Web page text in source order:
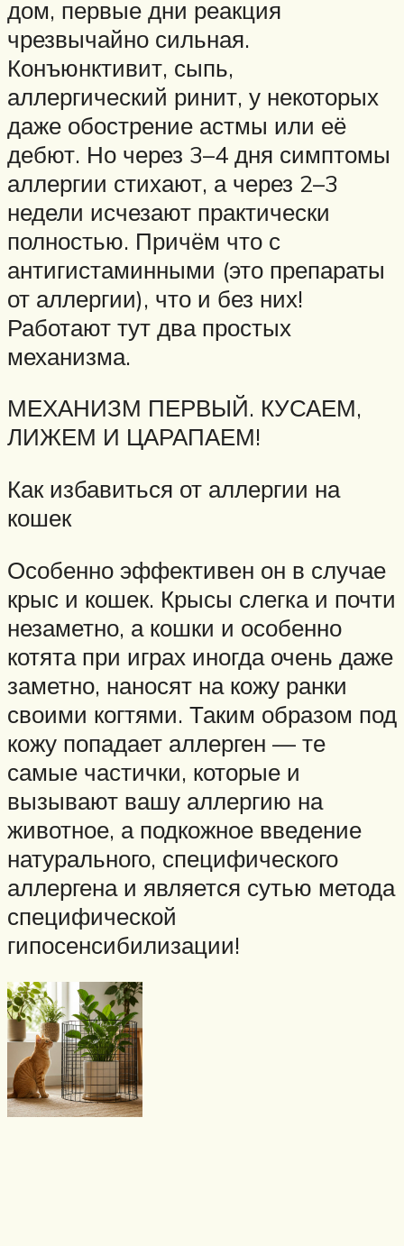
дом, первые дни реакция
чрезвычайно сильная.
Конъюнктивит, сыпь,
аллергический ринит, у некоторых
даже обострение астмы или её
дебют. Но через 3–4 дня симптомы
аллергии стихают, а через 2–3
недели исчезают практически
полностью. Причём что с
антигистаминными (это препараты
от аллергии), что и без них!
Работают тут два простых
механизма.
МЕХАНИЗМ ПЕРВЫЙ. КУСАЕМ,
ЛИЖЕМ И ЦАРАПАЕМ!
Как избавиться от аллергии на
кошек
Особенно эффективен он в случае
крыс и кошек. Крысы слегка и почти
незаметно, а кошки и особенно
котята при играх иногда очень даже
заметно, наносят на кожу ранки
своими когтями. Таким образом под
кожу попадает аллерген — те
самые частички, которые и
вызывают вашу аллергию на
животное, а подкожное введение
натурального, специфического
аллергена и является сутью метода
специфической
гипосенсибилизации!